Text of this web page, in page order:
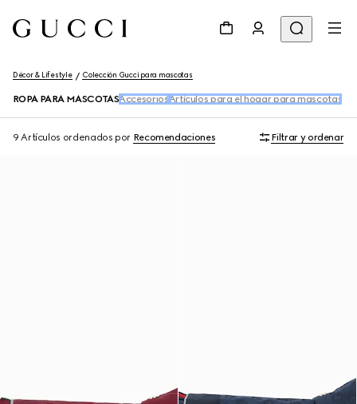
Décor & Lifestyle Colección Gucci para mascotas
ROPA PARA MASCOTAS Accesorios Artículos para el hogar para mascotas
9 Artículos ordenados por Recomendaciones Filtrar y ordenar